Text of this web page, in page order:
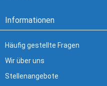
Informationen
Häufig gestellte Fragen
Wir über uns
Stellenangebote